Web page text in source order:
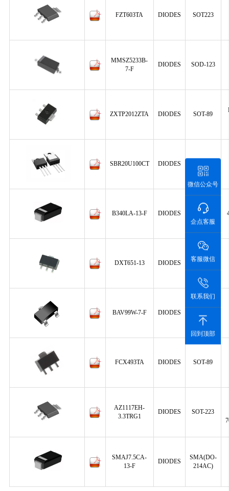
FZT603TA DIODES SOT223
MMSZ5233B-
7-F
DIODES SOD-123
ZXTP2012ZTA DIODES SOT-89
SBR20U100CT DIODES
B340LA-13-F DIODES SMA
DXT651-13 DIODES SOT-89-3
BAV99W-7-F DIODES
FCX493TA DIODES SOT-89
AZ1117EH-
3.3TRG1
DIODES
SOT-223
SMAJ7.5CA-
13-F
DIODES
SMA(DO-
214AC)
微信公众号
企点客服
客服微信
联系我们
回到顶部